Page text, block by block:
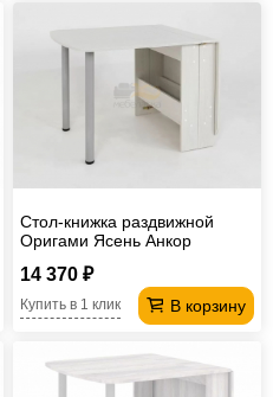
Стол-книжка раздвижной
Оригами Ясень Анкор
14 370 ₽
В корзину
Купить в 1 клик